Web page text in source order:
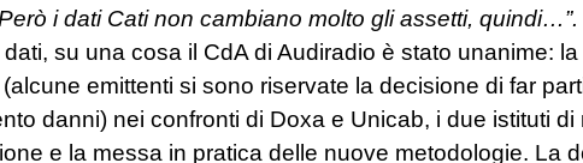
i dati Cati non cambiano molto gli assetti, quindi…”.
su una cosa il CdA di Audiradio è stato unanime:
emittenti si sono riservate la decisione di far
danni) nei confronti di Doxa e Unicab, i due istituti di
e la messa in pratica delle nuove metodologie. La